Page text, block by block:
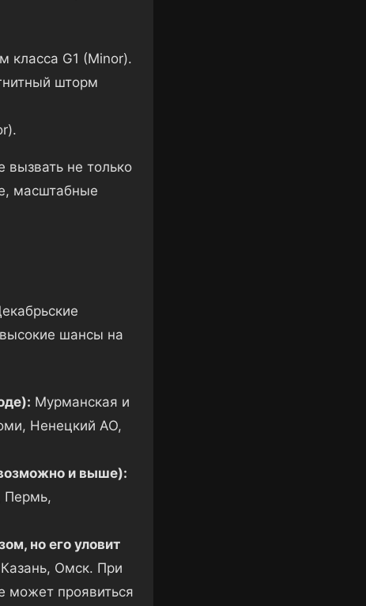
G1 (Minor).
шторм
вызвать не только
масштабные
шансы на
Мурманская и
Ненецкий АО,
и выше):
Пермь,
но его уловит
Омск. При
может проявиться